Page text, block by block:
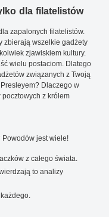
dla filatelistów
zapalonych filatelistów.
zbierają wszelkie gadżety
zjawiskiem kultury.
wielu postaciom. Dlatego
związanych z Twoją
Dlaczego w
pocztowych z królem
jest wiele!
z całego świata.
to analizy